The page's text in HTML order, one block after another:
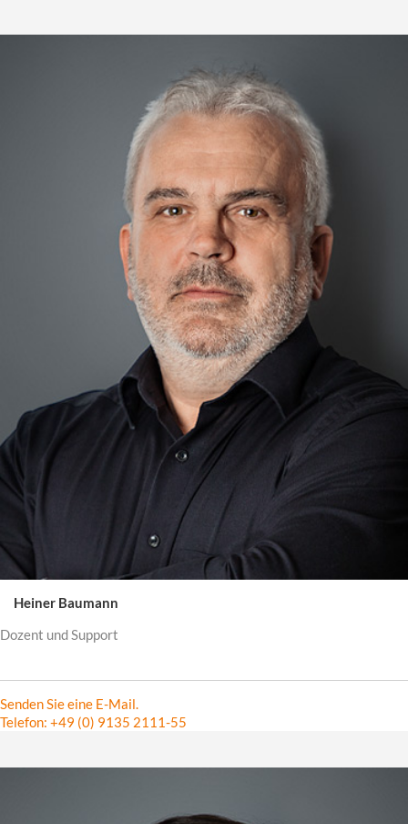
Heiner Baumann
Dozent und Support
Senden Sie eine E-Mail.
Telefon: +49 (0) 9135 2111-55